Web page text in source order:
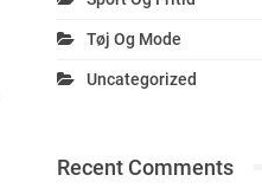
Tøj Og Mode
Uncategorized
Recent Comments